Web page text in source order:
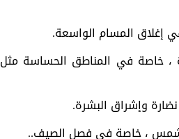
إغلاق المسام الواسعة.
، خاصة في المناطق الحساسة مثل
وإشراق البشرة.
، خاصة في فصل الصيف..